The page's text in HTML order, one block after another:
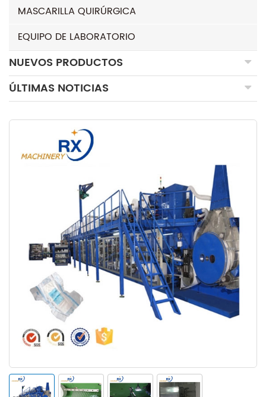
MASCARILLA QUIRÚRGICA
EQUIPO DE LABORATORIO
NUEVOS PRODUCTOS
ÚLTIMAS NOTICIAS